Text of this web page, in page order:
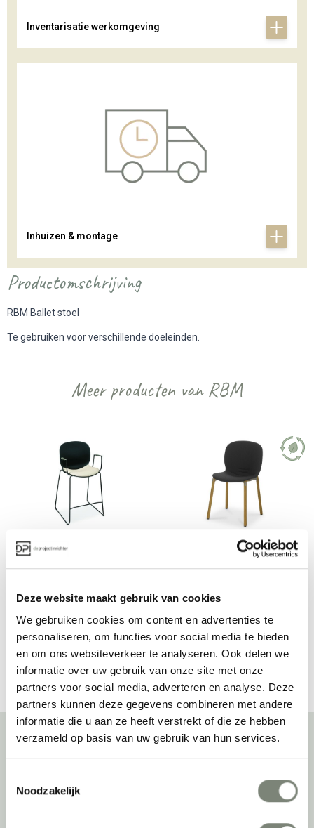
Deze website maakt gebruik van cookies
We gebruiken cookies om content en advertenties te
personaliseren, om functies voor social media te bieden
en om ons websiteverkeer te analyseren. Ook delen we
informatie over uw gebruik van onze site met onze
partners voor social media, adverteren en analyse. Deze
partners kunnen deze gegevens combineren met andere
informatie die u aan ze heeft verstrekt of die ze hebben
verzameld op basis van uw gebruik van hun services.
Noodzakelijk
Inventarisatie werkomgeving
Inhuizen & montage
Productomschrijving
RBM Ballet stoel
Te gebruiken voor verschillende doeleinden.
Meer producten van RBM
RBM Noor Up
RBM Noor stoel
Bekijk alles van RBM
Als grootste onafhankelijke projectinrichter én expert op het gebied